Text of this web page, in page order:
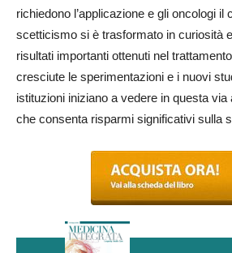
richiedono l’applicazione e gli oncologi il
scetticismo si è trasformato in curiosità
risultati importanti ottenuti nel
cresciute le sperimentazioni e i nuovi
istituzioni iniziano a vedere in questa
che consenta risparmi significativi sulla